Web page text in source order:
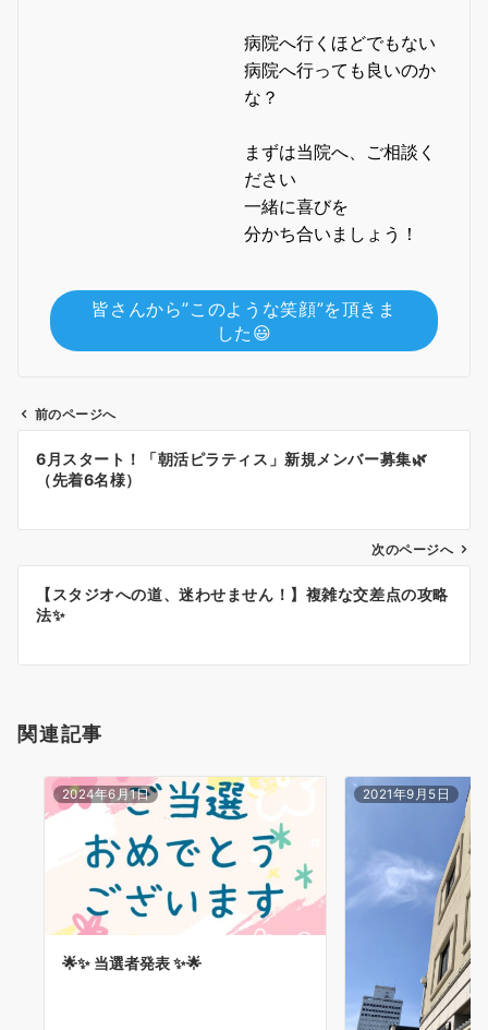
病院へ行くほどでもない
病院へ行っても良いのか
な？
まずは当院へ、ご相談く
ださい
一緒に喜びを
分かち合いましょう！
皆さんから”このような笑顔”を頂きま
した😃
ン
前のページへ
6月スタート！「朝活ピラティス」新規メンバー募集🌿
（先着6名様）
次のページへ
【スタジオへの道、迷わせません！】複雑な交差点の攻略
法✨
関連記事
2024年6月1日
🌟✨ 当選者発表 ✨🌟
2021年9月5日